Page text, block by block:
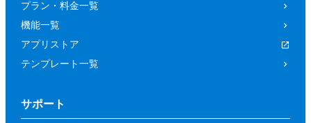
プラン・料金一覧
機能一覧
アプリストア
テンプレート一覧
サポート